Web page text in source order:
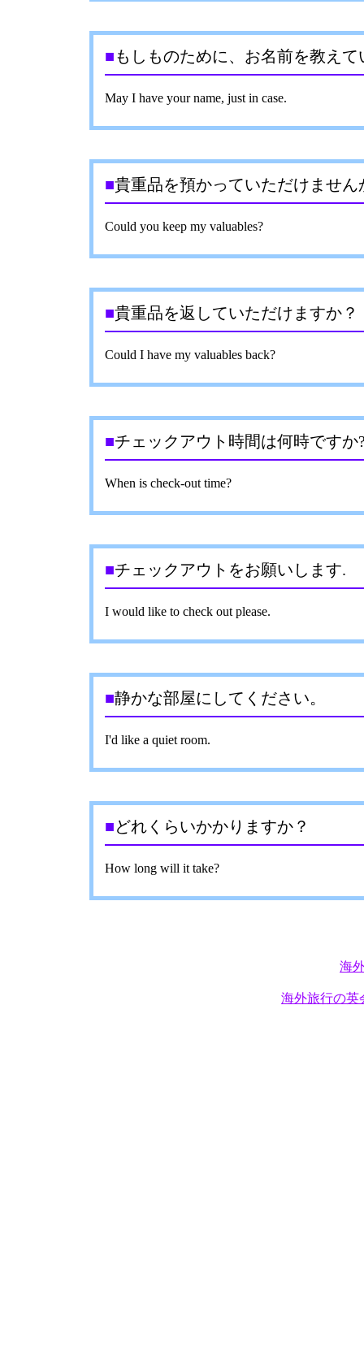
■もしものために、お名前を教え
May I have your name, just in case.
■貴重品を預かっていただけません
Could you keep my valuables?
■貴重品を返していただけますか？
Could I have my valuables back?
■チェックアウト時間は何時ですか
When is check-out time?
■チェックアウトをお願いします.
I would like to check out please.
■静かな部屋にしてください。
I'd like a quiet room.
■どれくらいかかりますか？
How long will it take?
海
海外旅行の英